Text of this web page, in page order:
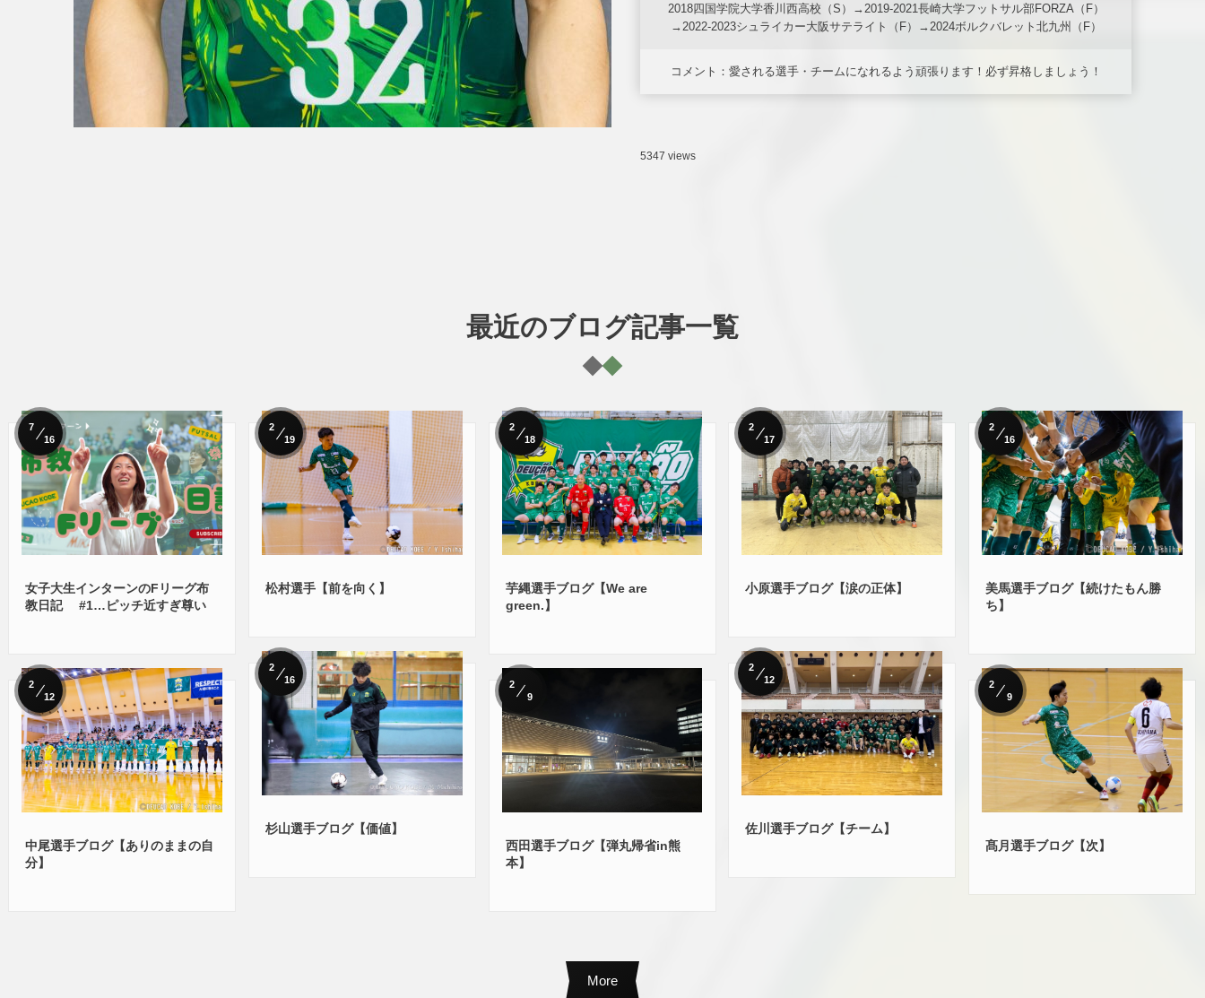
2018四国学院大学香川西高校（S）→2019-2021長崎大学フットサル部FORZA（F）
→2022-2023シュライカー大阪サテライト（F）→2024ボルクバレット北九州（F）
コメント：愛される選手・チームになれるよう頑張ります！必ず昇格しましょう！
5347 views
最近のブログ記事一覧
女子大生インターンのFリーグ布
教日記 #1…ピッチ近すぎ尊い
7
16
松村選手【前を向く】
2
19
芋縄選手ブログ【We are
green.】
2
18
小原選手ブログ【涙の正体】
2
17
美馬選手ブログ【続けたもん勝
ち】
2
16
杉山選手ブログ【価値】
2
16
佐川選手ブログ【チーム】
2
12
中尾選手ブログ【ありのままの自
分】
2
12
西田選手ブログ【弾丸帰省in熊
本】
2
9
髙月選手ブログ【次】
2
9
More